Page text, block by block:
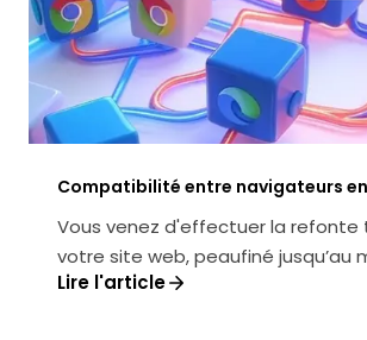
Compatibilité entre navigateurs en
clés d’une UX optimale
Vous venez d'effectuer la
votre site web, peaufiné jusqu’au
détail. Sur le navigateur Chrome, ...
Lire l'article